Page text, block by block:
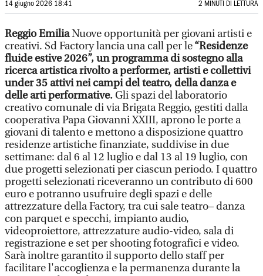
14 giugno 2026 18:41 2 MINUTI DI LETTURA
Reggio EmiliaNuove opportunità per giovani artisti e
creativi. Sd Factory lancia una call per le“Residenze
fluide estive 2026”, un programma di sostegno alla
ricerca artistica rivolto a performer, artisti e collettivi
under 35 attivi nei campi del teatro, della danza e
delle arti performative.Gli spazi del laboratorio
creativo comunale di via Brigata Reggio, gestiti dalla
cooperativa Papa Giovanni XXIII, aprono le porte a
giovani di talento e mettono a disposizione quattro
residenze artistiche finanziate, suddivise in due
settimane: dal 6 al 12 luglio e dal 13 al 19 luglio, con
due progetti selezionati per ciascun periodo. I quattro
progetti selezionati riceveranno un contributo di 600
euro e potranno usufruire degli spazi e delle
attrezzature della Factory, tra cui sale teatro– danza
con parquet e specchi, impianto audio,
videoproiettore, attrezzature audio-video, sala di
registrazione e set per shooting fotografici e video.
Sarà inoltre garantito il supporto dello staff per
facilitare l'accoglienza e la permanenza durante la